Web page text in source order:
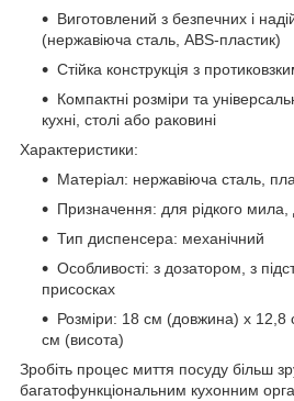
Виготовлений з безпечних і
(нержавіюча сталь, ABS-пластик)
Стійка конструкція з
Компактні розміри та
кухні, столі або раковині
Характеристики:
Матеріал: нержавіюча сталь,
Призначення: для рідкого
Тип диспенсера: механічний
Особливості: з дозатором, з
присосках
Розміри: 18 см (довжина) x
см (висота)
Зробіть процес миття посуду більш
багатофункціональним кухонним